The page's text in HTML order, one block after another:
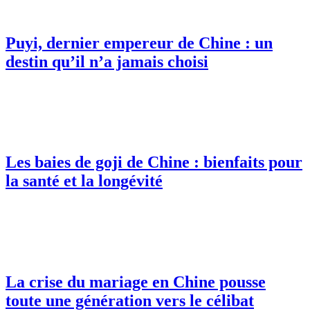
Puyi, dernier empereur de Chine : un
destin qu’il n’a jamais choisi
Les baies de goji de Chine : bienfaits pour
la santé et la longévité
La crise du mariage en Chine pousse
toute une génération vers le célibat